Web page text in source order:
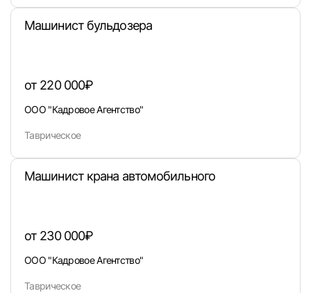
вакансии с контактами и оставлять отклики
E-mail или Телефон
Машинист бульдозера
от 220 000₽
ООО "Кадровое Агентство"
Таврическое
Машинист крана автомобильного
от 230 000₽
ООО "Кадровое Агентство"
Таврическое